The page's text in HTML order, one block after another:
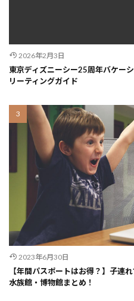
2026年2月3日
東京ディズニーシー25周年バケー
リーティングガイド
2023年6月30日
【年間パスポートはお得？】子連
水族館・博物館まとめ！